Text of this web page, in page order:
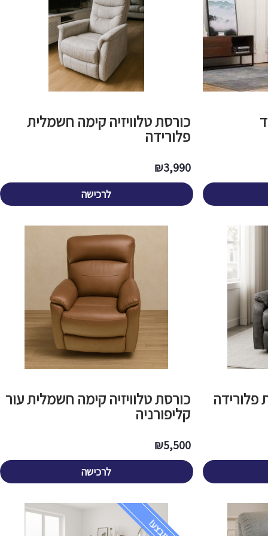
כורסת טלוויזיה קימה חשמלית
פלורידה
3,990
₪
לרכישה
פלורידה ​כורסת טלוויזיה קימה חשמלית עור
קליפורניה
5,500
₪
לרכישה